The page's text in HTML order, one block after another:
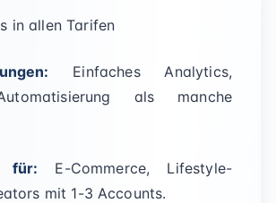
in allen Tarifen
Einfaches Analytics,
als manche
für: E-Commerce, Lifestyle-
mit 1-3 Accounts.